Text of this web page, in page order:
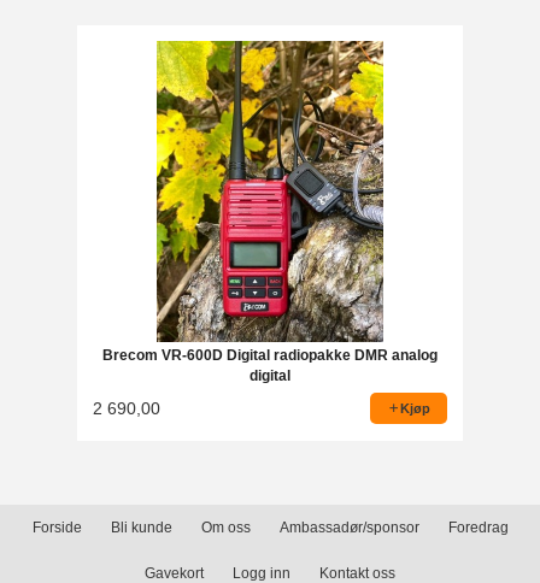
Brecom VR-600D Digital radiopakke DMR analog
digital
2 690,00 Kjøp
Forside Bli kunde Om oss Ambassadør/sponsor Foredrag
Gavekort Logg inn Kontakt oss